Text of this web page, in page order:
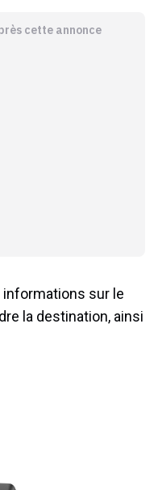
cette annonce
informations sur le
la destination, ainsi